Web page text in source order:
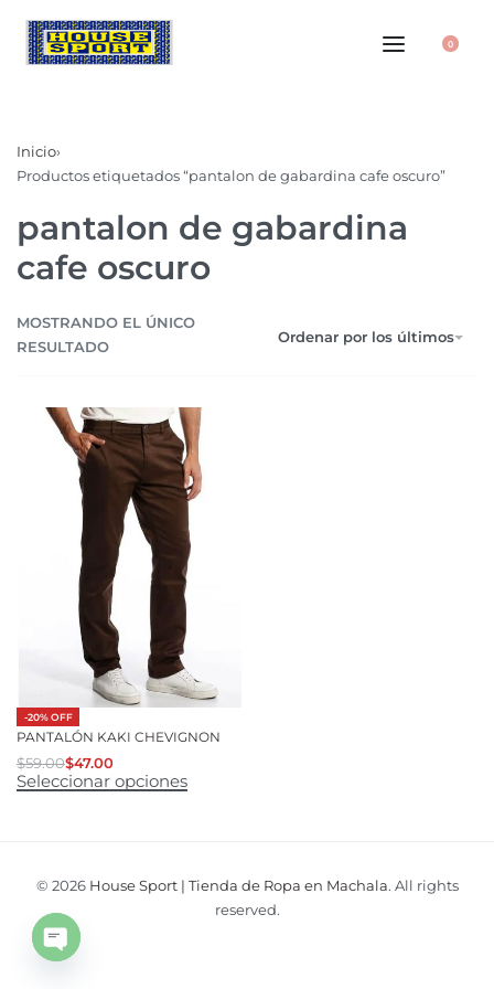
0
Inicio›
Productos etiquetados “pantalon de gabardina cafe oscuro”
pantalon de gabardina
cafe oscuro
MOSTRANDO EL ÚNICO
RESULTADO
Ordenar por los últimos
-20% OFF
PANTALÓN KAKI CHEVIGNON
$59.00$47.00
Seleccionar opciones
© 2026 House Sport | Tienda de Ropa en Machala. All rights
reserved.
Open